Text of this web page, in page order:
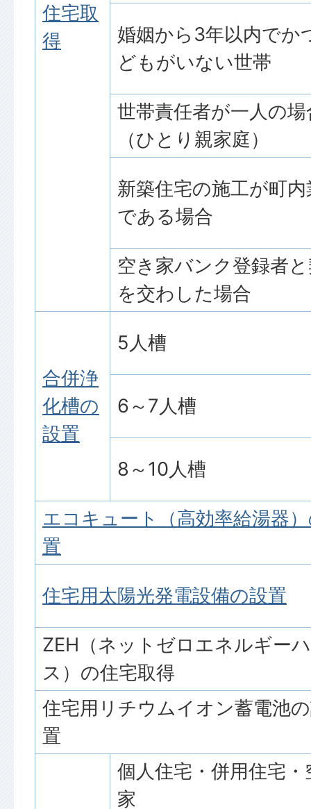
住宅取
得
婚姻から3年以内でか
どもがいない世帯
世帯責任者が一人の場
（ひとり親家庭）
新築住宅の施工が町内
である場合
空き家バンク登録者
を交わした場合
合併浄
化槽の
設置
5人槽
6～7人槽
8～10人槽
エコキュート（高効率給湯器
置
住宅用太陽光発電設備の設置
ZEH（ネットゼロエネルギー
ス）の住宅取得
住宅用リチウムイオン蓄電池
置
個人住宅・併用住宅・
家